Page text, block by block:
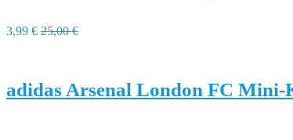
3,99 € 25,00 €
adidas Arsenal London FC